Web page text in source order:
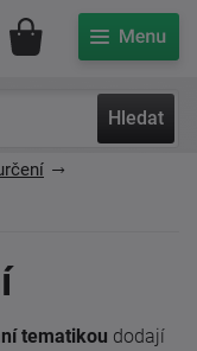
Hledat
Můj účet
tematikou dodají